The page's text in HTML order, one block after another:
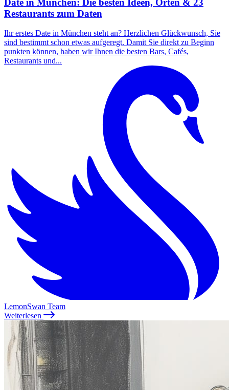
Restaurants zum Daten
Ihr erstes Date in München steht an? Herzlichen Glückwunsch, Sie
sind bestimmt schon etwas aufgeregt. Damit Sie direkt zu Beginn
punkten können, haben wir Ihnen die besten Bars, Cafés,
Restaurants und...
LemonSwan Team
Weiterlesen